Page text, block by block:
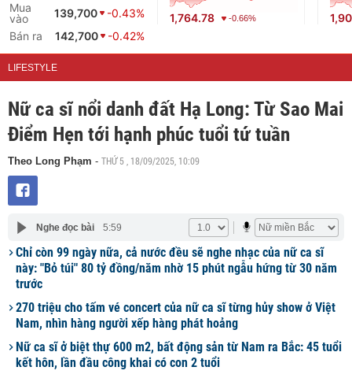
Mua
vào
139,700
-0.43%
Bán ra
142,700 -0.42%
1,764.78 -0.66%
LIFESTYLE
Nữ ca sĩ nổi danh đất Hạ Long: Từ Sao Mai
Điểm Hẹn tới hạnh phúc tuổi tứ tuần
Theo Long Phạm - THỨ 5 , 18/09/2025, 10:09
Nghe đọc bài 5:59
Chỉ còn 99 ngày nữa, cả nước đều sẽ nghe nhạc của nữ ca sĩ
này: "Bỏ túi" 80 tỷ đồng/năm nhờ 15 phút ngẫu hứng từ 30 năm
trước
270 triệu cho tấm vé concert của nữ ca sĩ từng hủy show ở Việt
Nam, nhìn hàng người xếp hàng phát hoảng
Nữ ca sĩ ở biệt thự 600 m2, bất động sản từ Nam ra Bắc: 45 tuổi
kết hôn, lần đầu công khai có con 2 tuổi